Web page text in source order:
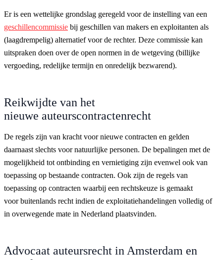
Er is een wettelijke grondslag geregeld voor de instelling van een
geschillencommissie bij geschillen van makers en exploitanten als
(laagdrempelig) alternatief voor de rechter. Deze commissie kan
uitspraken doen over de open normen in de wetgeving (billijke
vergoeding, redelijke termijn en onredelijk bezwarend).
Reikwijdte van het
nieuwe auteurscontractenrecht
De regels zijn van kracht voor nieuwe contracten en gelden
daarnaast slechts voor natuurlijke personen. De bepalingen met de
mogelijkheid tot ontbinding en vernietiging zijn evenwel ook van
toepassing op bestaande contracten. Ook zijn de regels van
toepassing op contracten waarbij een rechtskeuze is gemaakt
voor buitenlands recht indien de exploitatiehandelingen volledig of
in overwegende mate in Nederland plaatsvinden.
Advocaat auteursrecht in Amsterdam en